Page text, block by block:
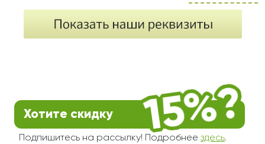
Хотите скидку
Подпишитесь на рассылку! Подробнее здесь.